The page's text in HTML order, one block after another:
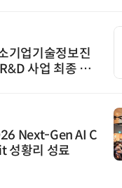
기업기술정보진
사업 최종 선
Next-Gen AI C
성황리 성료